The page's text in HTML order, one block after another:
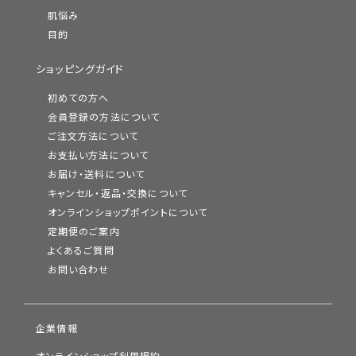
肌悩み
目的
ショッピングガイド
初めての方へ
会員登録の方法について
ご注文方法について
お支払い方法について
お届け・送料について
キャンセル・返品・交換について
オンラインショップポイントについて
定期便のご案内
よくあるご質問
お問い合わせ
企業情報